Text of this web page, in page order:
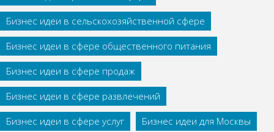
Бизнес идеи в сельскохозяйственной сфере
Бизнес идеи в сфере общественного питания
Бизнес идеи в сфере продаж
Бизнес идеи в сфере развлечений
Бизнес идеи в сфере услуг
Бизнес идеи для Москвы